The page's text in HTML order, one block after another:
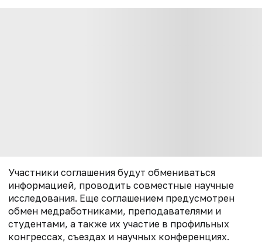
Участники соглашения будут обмениваться
информацией, проводить совместные научные
исследования. Еще соглашением предусмотрен
обмен медработниками, преподавателями и
студентами, а также их участие в профильных
конгрессах, съездах и научных конференциях.